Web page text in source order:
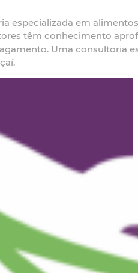
especializada em
têm conhecimento
Uma consultoria